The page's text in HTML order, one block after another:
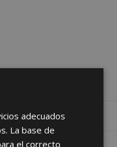
adecuados
La base de
el correcto